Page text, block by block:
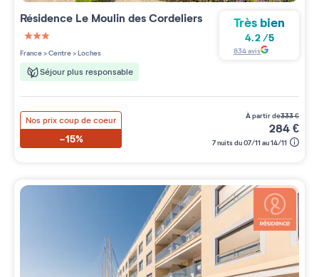
Résidence Le Moulin des Cordeliers
3 étoiles sur 5
France>Centre>Loches
Séjour plus responsable
Très bien
4.2 /5
834avis
Nos prix coup de coeur
-15%
à partir de333€
284€
7 nuits du 07/11 au 14/11